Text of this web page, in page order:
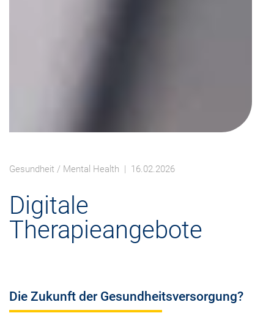
Gesundheit / Mental Health | 16.02.2026
Digitale
Therapieangebote
Die Zukunft der Gesundheitsversorgung?